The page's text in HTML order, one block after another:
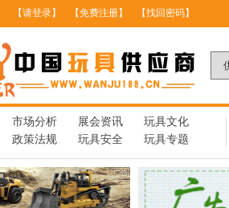
【请登录】 【免费注册】 【找回密码】
市场分析 展会资讯
玩具文化
政策法规 玩具安全 玩具专题